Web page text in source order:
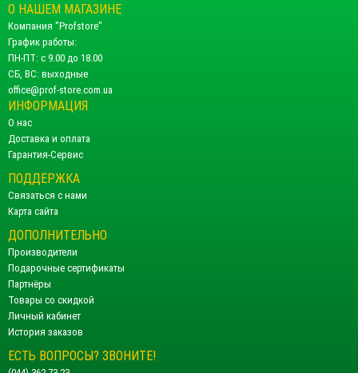
О НАШЕМ МАГАЗИНЕ
Компания "Profstore"
График работы:
ПН-ПТ: с 9.00 до 18.00
СБ, ВС: выходные
office@prof-store.com.ua
ИНФОРМАЦИЯ
О нас
Доставка и оплата
Гарантия-Сервис
ПОДДЕРЖКА
Связаться с нами
Карта сайта
ДОПОЛНИТЕЛЬНО
Производители
Подарочные сертификаты
Партнёры
Товары со скидкой
Личный кабинет
История заказов
ЕСТЬ ВОПРОСЫ? ЗВОНИТЕ!